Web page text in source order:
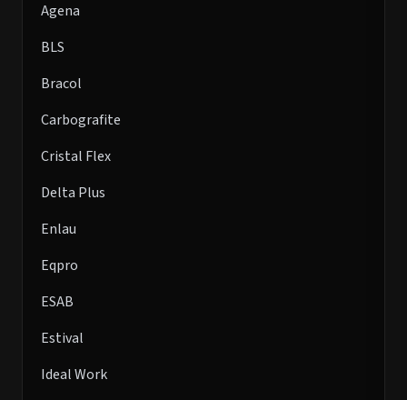
Agena
BLS
Bracol
Carbografite
Cristal Flex
Delta Plus
Enlau
Eqpro
ESAB
Estival
Ideal Work